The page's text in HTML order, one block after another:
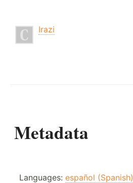
Irazi
Metadata
Languages: español (Spanish)